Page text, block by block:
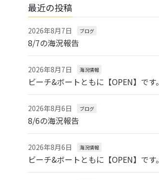
最近の投稿
2026年8月7日 ブログ
8/7の海況報告
2026年8月7日 海況情報
ビーチ&ボートともに【OPEN】です。
2026年8月6日 ブログ
8/6の海況報告
2026年8月6日 海況情報
ビーチ&ボートともに【OPEN】です。